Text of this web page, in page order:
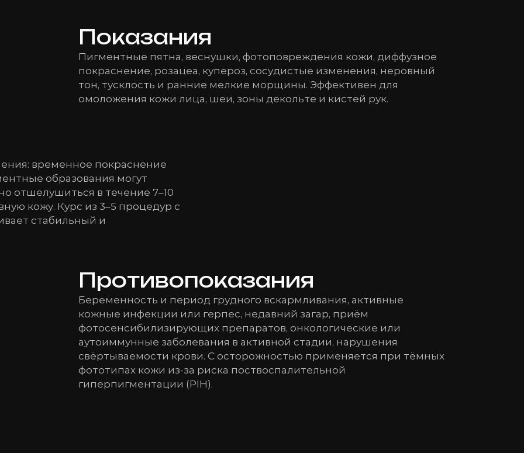
Показания
Пигментные пятна, веснушки, фотоповреждения кожи, диффузное
покраснение, розацеа, купероз, сосудистые изменения, неровный
тон, тусклость и ранние мелкие морщины. Эффективен для
омоложения кожи лица, шеи, зоны декольте и кистей рук.
временное покраснение
образования могут
отшелушиться в течение 7–10
кожу. Курс из 3–5 процедур с
стабильный и
Противопоказания
Беременность и период грудного вскармливания, активные
кожные инфекции или герпес, недавний загар, приём
фотосенсибилизирующих препаратов, онкологические или
аутоиммунные заболевания в активной стадии, нарушения
свёртываемости крови. С осторожностью применяется при тёмных
фототипах кожи из-за риска поствоспалительной
гиперпигментации (PIH).